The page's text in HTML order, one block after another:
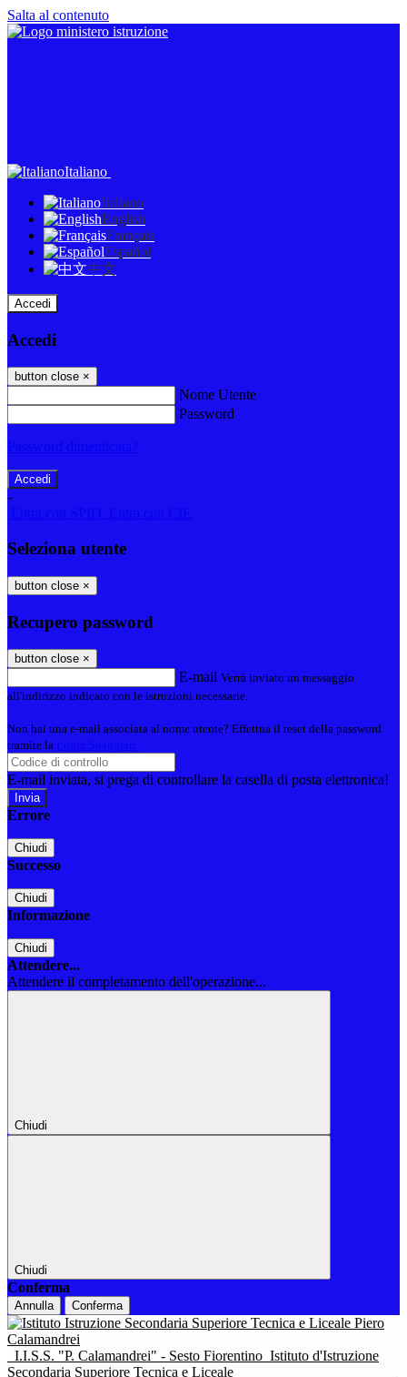
Salta al contenuto
Italiano
Italiano
English
Français
Español
中文
Accedi
Accedi
button close ×
Nome Utente
Password
-
Seleziona utente
button close ×
Recupero password
button close ×
E-mail Verrà inviato un messaggio
all'indirizzo indicato con le istruzioni necessarie.
Non hai una e-mail associata al nome utente? Effettua il reset della password
tramite la
E-mail inviata, si prega di controllare la casella di posta elettronica!
Errore
Chiudi
Successo
Chiudi
Informazione
Chiudi
Attendere...
Attendere il completamento dell'operazione...
Chiudi
Chiudi
Conferma
Annulla Conferma
I.I.S.S. "P. Calamandrei" - Sesto Fiorentino Istituto d'Istruzione
Secondaria Superiore Tecnica e Liceale